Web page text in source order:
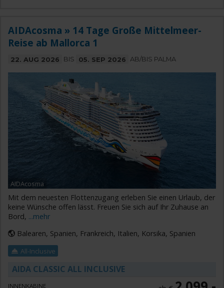
AIDAcosma » 14 Tage Große Mittelmeer-
Reise ab Mallorca 1
22. AUG 2026 BIS 05. SEP 2026 AB/BIS PALMA
AIDAcosma
Mit dem neuesten Flottenzugang erleben Sie einen Urlaub, der
keine Wünsche offen lässt. Freuen Sie sich auf Ihr Zuhause an
Bord, ...mehr
Balearen, Spanien, Frankreich, Italien, Korsika, Spanien
All-Inclusive
AIDA CLASSIC ALL INCLUSIVE
INNENKABINE